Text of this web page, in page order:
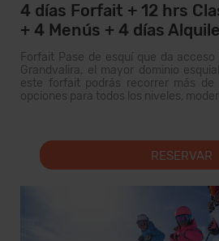
4 días Forfait + 12 hrs
+ 4 Menús + 4 días
Forfait Pase de esquí que da
Grandvalira, el mayor dominio
este forfait podrás recorrer más
opciones para todos los niveles,
RESERVAR